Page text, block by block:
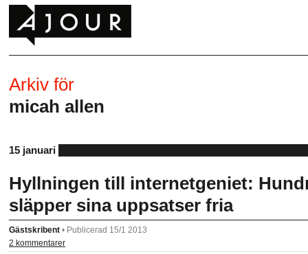
Arkiv för
micah allen
15 januari
Hyllningen till internetgeniet:
släpper sina uppsatser fria
Gästskribent • Publicerad 15/1 2013
2 kommentarer